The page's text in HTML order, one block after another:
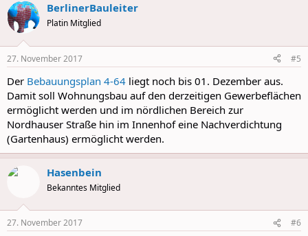
BerlinerBauleiter
Platin Mitglied
27. November 2017 #5
Der Bebauungsplan 4-64 liegt noch bis 01. Dezember aus.
Damit soll Wohnungsbau auf den derzeitigen Gewerbeflächen
ermöglicht werden und im nördlichen Bereich zur
Nordhauser Straße hin im Innenhof eine Nachverdichtung
(Gartenhaus) ermöglicht werden.
Hasenbein
Bekanntes Mitglied
27. November 2017 #6